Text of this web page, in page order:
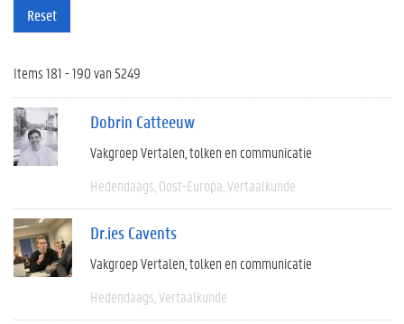
Reset
Items 181 - 190 van 5249
Dobrin Catteeuw
Vakgroep Vertalen, tolken en communicatie
Hedendaags Oost-Europa Vertaalkunde
Dr.ies Cavents
Vakgroep Vertalen, tolken en communicatie
Hedendaags Vertaalkunde